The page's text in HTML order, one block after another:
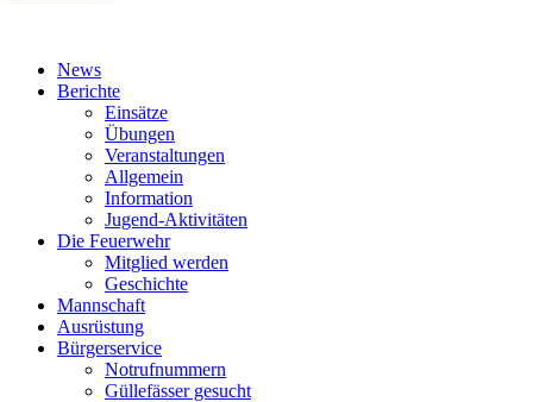
News
Berichte
Einsätze
Übungen
Veranstaltungen
Allgemein
Information
Jugend-Aktivitäten
Die Feuerwehr
Mitglied werden
Geschichte
Mannschaft
Ausrüstung
Bürgerservice
Notrufnummern
Güllefässer gesucht